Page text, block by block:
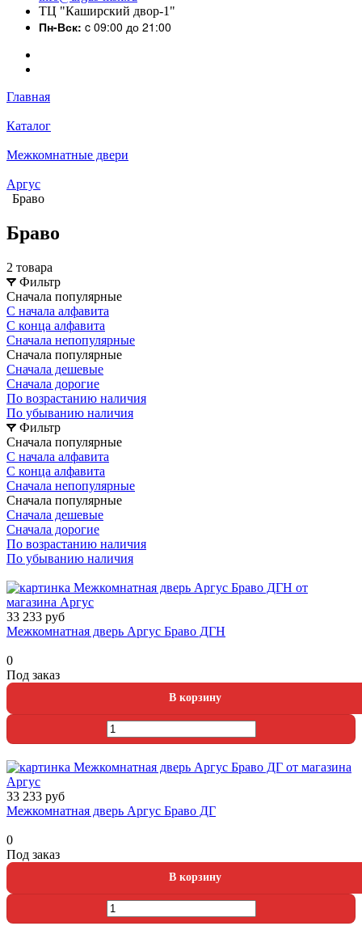
ТЦ "Каширский двор-1"
Пн-Вск: c 09:00 до 21:00
Главная
Каталог
Межкомнатные двери
Аргус
Браво
Браво
2 товара
Фильтр
Сначала популярные
С начала алфавита
С конца алфавита
Сначала непопулярные
Сначала популярные
Сначала дешевые
Сначала дорогие
По возрастанию наличия
По убыванию наличия
Фильтр
Сначала популярные
С начала алфавита
С конца алфавита
Сначала непопулярные
Сначала популярные
Сначала дешевые
Сначала дорогие
По возрастанию наличия
По убыванию наличия
33 233 руб
Межкомнатная дверь Аргус Браво ДГН
0
Под заказ
33 233 руб
Межкомнатная дверь Аргус Браво ДГ
0
Под заказ